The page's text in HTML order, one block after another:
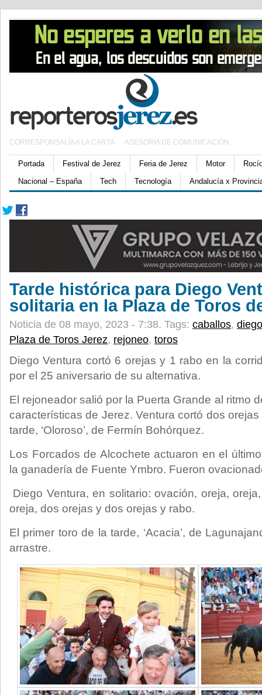
CORRESPONSALÍA A LA CARTA ASESORÍA DE COMUNICACIÓN
Portada Festival de Jerez Feria de Jerez Motor
Nacional – España
Tech Tecnología Andalucía x
Tarde histórica para Diego
solitaria en la Plaza de Toros
Noticia de 08 mayo, 2023 - 7:38. Tags: caballos,
Plaza de Toros Jerez, rejoneo, toros
Diego Ventura cortó 6 orejas y 1 rabo en la
por el 25 aniversario de su alternativa.
El rejoneador salió por la Puerta Grande al ritmo
características de Jerez. Ventura cortó dos
tarde, ‘Oloroso’, de Fermín Bohórquez.
Los Forcados de Alcochete actuaron en el
la ganadería de Fuente Ymbro. Fueron
Diego Ventura, en solitario: ovación, oreja,
oreja, dos orejas y dos orejas y rabo.
El primer toro de la tarde, ‘Acacia’, de
arrastre.